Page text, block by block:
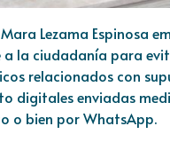
Lezama Espinosa
la ciudadanía para
relacionados con
digitales enviadas
o bien por WhatsApp.